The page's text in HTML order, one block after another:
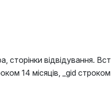
відвідування.
14 місяців, _gid